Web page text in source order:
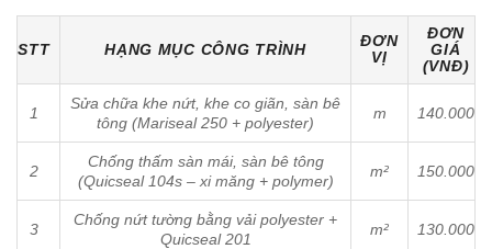
STT HẠNG MỤC CÔNG TRÌNH
ĐƠN
VỊ
ĐƠN
GIÁ
(VNĐ)
1
Sửa chữa khe nứt, khe co giãn, sàn bê
tông (Mariseal 250 + polyester)
m 140.000
2
Chống thấm sàn mái, sàn bê tông
(Quicseal 104s – xi măng + polymer)
m² 150.000
3
Chống nứt tường bằng vải polyester +
Quicseal 201
m² 130.000